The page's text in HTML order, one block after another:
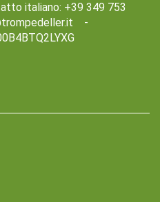
italiano: +39 349 753
-